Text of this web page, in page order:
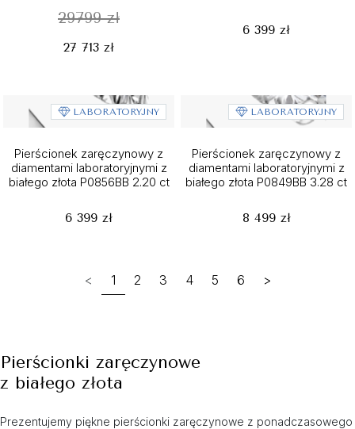
29799 zł
27 713 zł
6 399 zł
LABORATORYJNY
Pierścionek zaręczynowy z
diamentami laboratoryjnymi z
białego złota P0856BB 2.20 ct
6 399 zł
LABORATORYJNY
Pierścionek zaręczynowy z
diamentami laboratoryjnymi z
białego złota P0849BB 3.28 ct
8 499 zł
< 1 2 3 4 5 6 >
Pierścionki zaręczynowe
z białego złota
Prezentujemy piękne pierścionki zaręczynowe z ponadczasowego